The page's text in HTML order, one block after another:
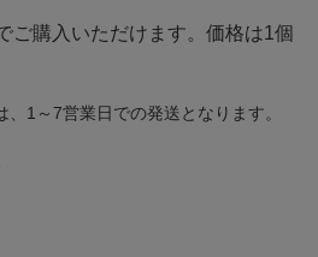
ご購入いただけます。価格は1個
1～7営業日での発送となります。